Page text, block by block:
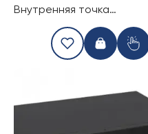
Внутренняя точка